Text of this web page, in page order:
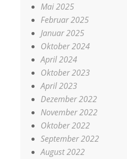
Mai 2025
Februar 2025
Januar 2025
Oktober 2024
April 2024
Oktober 2023
April 2023
Dezember 2022
November 2022
Oktober 2022
September 2022
August 2022